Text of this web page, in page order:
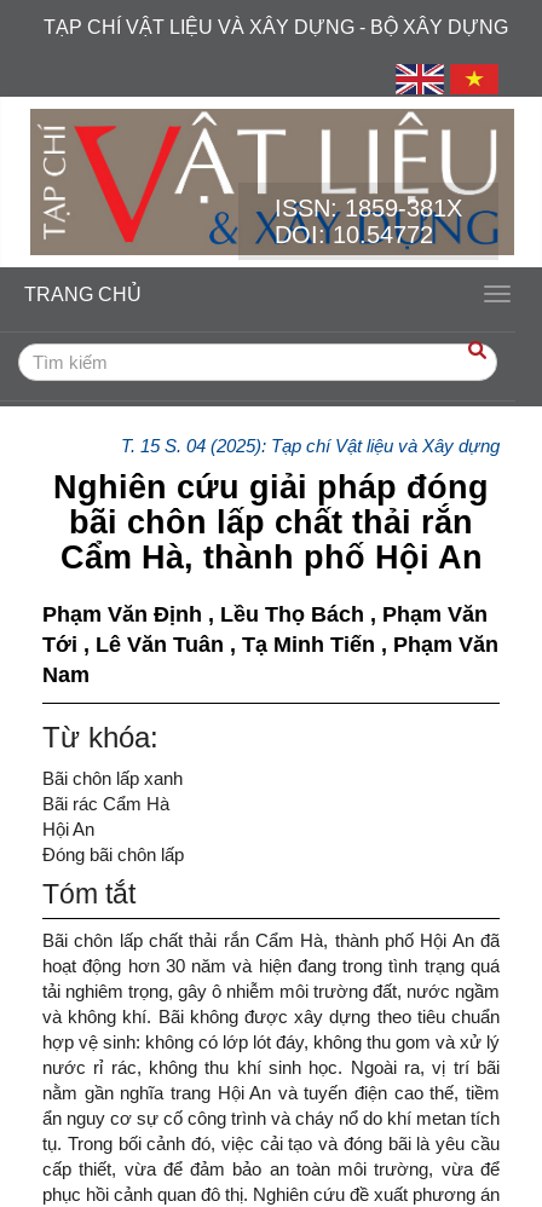
##plugins.themes.academic_free.accessible_menu.label##
##plugins.themes.academic_free.accessible_menu.sidebar##
TẠP CHÍ VẬT LIỆU VÀ XÂY DỰNG - BỘ XÂY DỰNG
ISSN:1859-381X
DOI: 10.54772
TRANG CHỦ
T. 15 S. 04 (2025): Tạp chí Vật liệu và Xây dựng
Nghiên cứu giải pháp đóng
bãi chôn lấp chất thải rắn
Cẩm Hà, thành phố Hội An
Phạm Văn Định , Lều Thọ Bách , Phạm Văn
Tới , Lê Văn Tuân , Tạ Minh Tiến , Phạm Văn
Nam
Từ khóa:
Bãi chôn lấp xanh
Bãi rác Cẩm Hà
Hội An
Đóng bãi chôn lấp
Tóm tắt
Bãi chôn lấp chất thải rắn Cẩm Hà, thành phố Hội An đã
hoạt động hơn 30 năm và hiện đang trong tình trạng quá
tải nghiêm trọng, gây ô nhiễm môi trường đất, nước ngầm
và không khí. Bãi không được xây dựng theo tiêu chuẩn
hợp vệ sinh: không có lớp lót đáy, không thu gom và xử lý
nước rỉ rác, không thu khí sinh học. Ngoài ra, vị trí bãi
nằm gần nghĩa trang Hội An và tuyến điện cao thế, tiềm
ẩn nguy cơ sự cố công trình và cháy nổ do khí metan tích
tụ. Trong bối cảnh đó, việc cải tạo và đóng bãi là yêu cầu
cấp thiết, vừa để đảm bảo an toàn môi trường, vừa để
phục hồi cảnh quan đô thị. Nghiên cứu đề xuất phương án